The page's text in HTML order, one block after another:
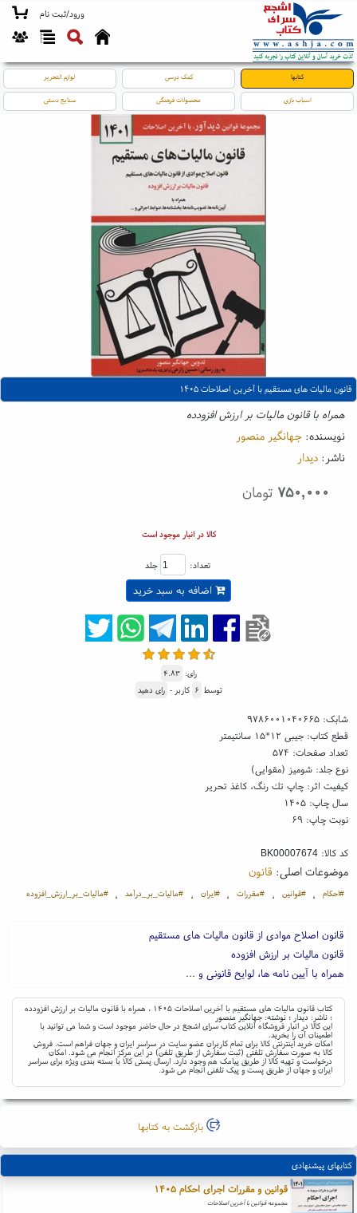
ورود/ثبت نام
کتابها کمک درسی لوازم التحریر
اسباب بازی محصولات فرهنگی صنایع دستی
قانون مالیات های مستقیم با آخرین اصلاحات ۱۴۰۵
همراه با قانون مالیات بر ارزش افزودده
نویسنده: جهانگیر منصور
ناشر: دیدار
۷۵۰,۰۰۰ تومان
کالا در انبار موجود است
تعداد: جلد
اضافه به سبد خرید
رای: ۴.۸۳
توسط ۶ کاربر - رای دهید
شابک:۹۷۸۶۰۰۱۰۴۰۶۶۵
قطع کتاب: جیبی ۱۲*۱۵ سانتیمتر
تعداد صفحات: ۵۷۴
نوع جلد: شومیز (مقوایی)
کیفیت اثر: چاپ تك رنگ، کاغذ تحریر
سال چاپ: ۱۴۰۵
نوبت چاپ: ۶۹
کد کالا:BK00007674
موضوعات اصلی: قانون
#احکام ، #قوانین ، #مقررات ، #ایران ، #مالیات_بر_درآمد ، #مالیات_بر_ارزش_افزوده
قانون اصلاح موادی از قانون مالیات های مستقیم
قانون مالیات بر ارزش افزوده
همراه با آیین نامه ها، لوایح قانونی و ...
کتاب قانون مالیات های مستقیم با آخرین اصلاحات ۱۴۰۵ ، همراه با قانون مالیات بر ارزش افزودده
؛ ناشر: دیدار ؛ نوشته: جهانگیر منصور
این کالا در انبار فروشگاه آنلاین کتاب سرای اشجع در حال حاضر موجود است و شما می توانید با
اطمینان آن را بخرید.
امکان خرید اینترنتی کالا برای تمام کاربران عضو سایت در سراسر ایران و جهان فراهم است. فروش
کالا به صورت سفارش تلفنی (ثبت سفارش از طریق تلفن) در این مرکز انجام می شود. امکان
درخواست و تهیه کالا از طریق پیامک هم وجود دارد. ارسال پستی کالا با بسته بندی ویژه برای سراسر
ایران و جهان از طریق پست و پیک تلفنی انجام می شود.
بازگشت به کتابها
کتابهای پیشنهادی
قوانین و مقررات اجرای احکام ۱۴۰۵
مجموعه قوانین با آخرین اصلاحات